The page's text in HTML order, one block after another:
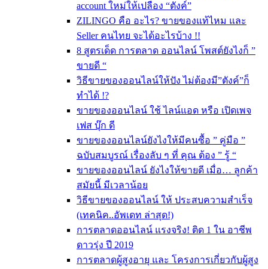
account ใหม่ให้เปลือง “ตังค์”
ZILINGO คือ อะไร? ขายของแท้ไหม และ
Seller คนไทย จะได้อะไรบ้าง !!
8 สูตรเด็ด การตลาด ออนไลน์ โพสต์ยังไงก็ ”
ขายดี “
วิธีขายของออนไลน์ให้ปัง ไม่ต้องมี”ตังค์”ก็
ทำได้ !?
ขายของออนไลน์ ใช้ ไลน์แอด หรือ เปิดเพจ
เฟส บุ๊ก ดี
ขายของออนไลน์ยังไงให้มีคนซื้อ ” คู่มือ ”
ฉบับสมบูรณ์ เรื่องลับ ๆ ที่ คุณ ต้อง ” รู้ “
ขายของออนไลน์ ยังไงให้ขายดี เมื่อ… ลูกค้า
สมัยนี้ มีเวลาน้อย
วิธีขายของออนไลน์ ให้ ประสบความสำเร็จ
(เทคนิค..อัพเดท ล่าสุด!)
การตลาดออนไลน์ แรงจริง! ติด 1 ใน อาชีพ
ดาวรุ่ง ปี 2019
การตลาดผู้สูงอายุ และ โครงการเกี่ยวกับผู้สูง